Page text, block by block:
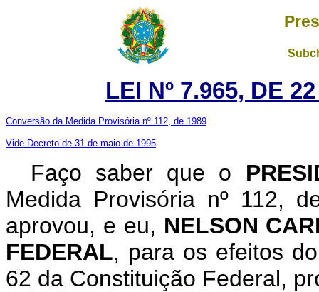
LEI Nº 7.965, DE
Conversão da Medida Provisória nº 112, de 1989
Vide Decreto de 31 de maio de 1995
Faço saber que o
Medida Provisória nº 112,
aprovou, e eu, NELSON
FEDERAL, para os efeitos
62 da Constituição Federal,